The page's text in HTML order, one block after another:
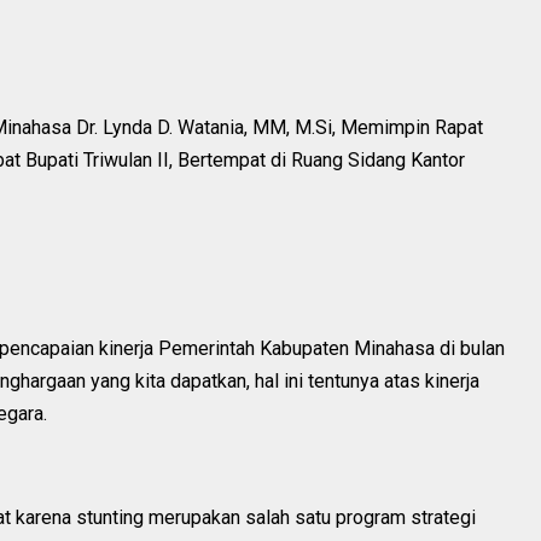
Dr. Lynda D. Watania, MM, M.Si, Memimpin Rapat
Bupati Triwulan II, Bertempat di Ruang Sidang Kantor
kinerja Pemerintah Kabupaten Minahasa di bulan
yang kita dapatkan, hal ini tentunya atas kinerja
karena stunting merupakan salah satu program strategi